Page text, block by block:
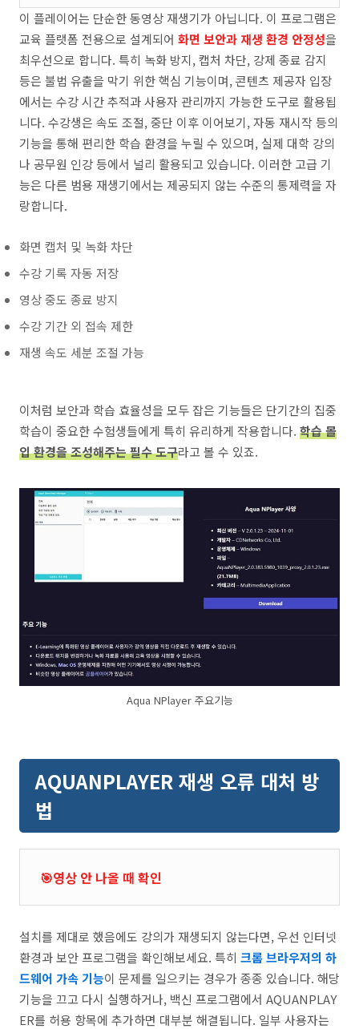
이 플레이어는 단순한 동영상 재생기가 아닙니다. 이 프로그램은
교육 플랫폼 전용으로 설계되어 화면 보안과 재생 환경 안정성을
최우선으로 합니다. 특히 녹화 방지, 캡처 차단, 강제 종료 감지
등은 불법 유출을 막기 위한 핵심 기능이며, 콘텐츠 제공자 입장
에서는 수강 시간 추적과 사용자 관리까지 가능한 도구로 활용됩
니다. 수강생은 속도 조절, 중단 이후 이어보기, 자동 재시작 등의
기능을 통해 편리한 학습 환경을 누릴 수 있으며, 실제 대학 강의
나 공무원 인강 등에서 널리 활용되고 있습니다. 이러한 고급 기
능은 다른 범용 재생기에서는 제공되지 않는 수준의 통제력을 자
랑합니다.
화면 캡처 및 녹화 차단
수강 기록 자동 저장
영상 중도 종료 방지
수강 기간 외 접속 제한
재생 속도 세분 조절 가능
이처럼 보안과 학습 효율성을 모두 잡은 기능들은 단기간의 집중
학습이 중요한 수험생들에게 특히 유리하게 작용합니다. 학습 몰
입 환경을 조성해주는 필수 도구라고 볼 수 있죠.
Aqua NPlayer 주요기능
AQUANPLAYER 재생 오류 대처 방
법
🎯영상 안 나올 때 확인
설치를 제대로 했음에도 강의가 재생되지 않는다면, 우선 인터넷
환경과 보안 프로그램을 확인해보세요. 특히 크롬 브라우저의 하
드웨어 가속 기능이 문제를 일으키는 경우가 종종 있습니다. 해당
기능을 끄고 다시 실행하거나, 백신 프로그램에서 AQUANPLAY
ER를 허용 항목에 추가하면 대부분 해결됩니다. 일부 사용자는